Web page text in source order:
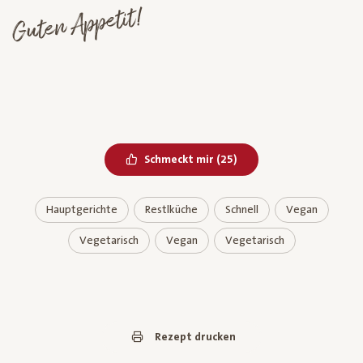
Guten Appetit!
Schmeckt mir Bereits geliked
(25)
Hauptgerichte Restlküche Schnell Vegan
Vegetarisch Vegan Vegetarisch
Rezept drucken